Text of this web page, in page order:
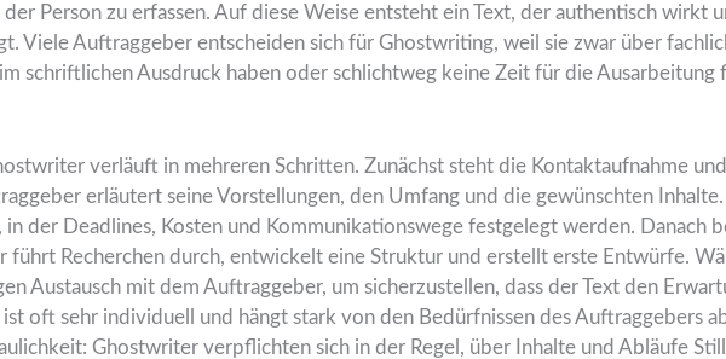
Person zu erfassen. Auf diese Weise entsteht ein Text, der authentisch wirkt
Viele Auftraggeber entscheiden sich für Ghostwriting, weil sie zwar über
schriftlichen Ausdruck haben oder schlichtweg keine Zeit für die Ausarbeitung
verläuft in mehreren Schritten. Zunächst steht die Kontaktaufnahme
erläutert seine Vorstellungen, den Umfang und die gewünschten Inhalte.
der Deadlines, Kosten und Kommunikationswege festgelegt werden. Danach
Recherchen durch, entwickelt eine Struktur und erstellt erste Entwürfe.
Austausch mit dem Auftraggeber, um sicherzustellen, dass der Text den
oft sehr individuell und hängt stark von den Bedürfnissen des Auftraggebers
Ghostwriter verpflichten sich in der Regel, über Inhalte und Abläufe